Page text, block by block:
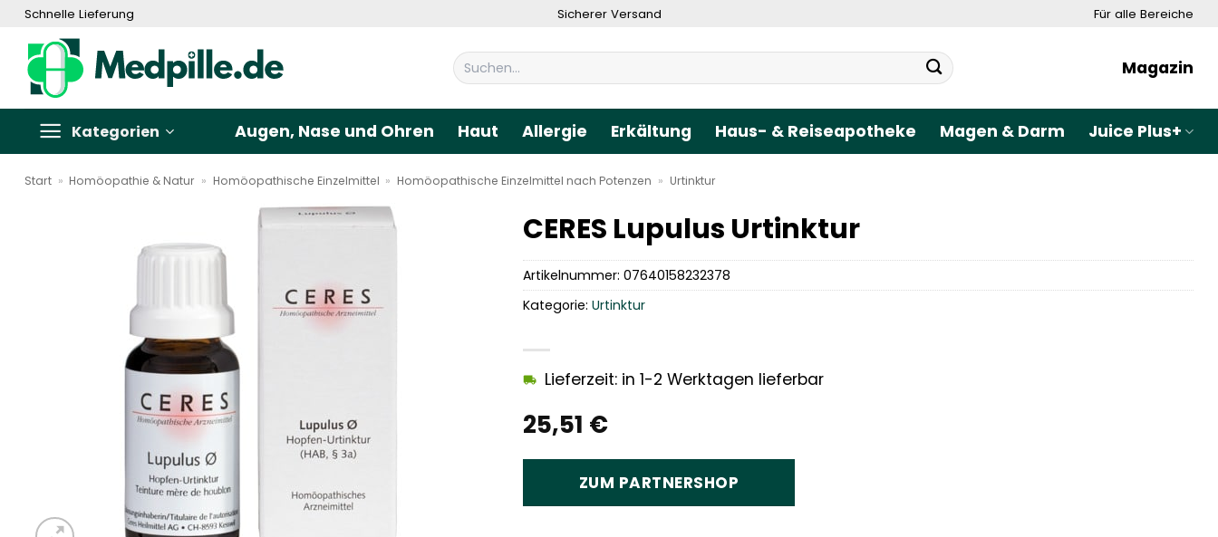
Zum
springen
Schnelle Lieferung Sicherer Versand Für alle Bereiche
Suchen
nach:
Magazin
Kategorien Augen, Nase und Ohren Haut Allergie Erkältung Haus- & Reiseapotheke Magen & Darm Juice Plus+
Start » Homöopathie & Natur » Homöopathische Einzelmittel » Homöopathische Einzelmittel nach Potenzen » Urtinktur
CERES Lupulus Urtinktur
25,51 €
Lieferzeit: in 1-2 Werktagen lieferbar
ZUM PARTNERSHOP
Artikelnummer: 07640158232378
Kategorie: Urtinktur